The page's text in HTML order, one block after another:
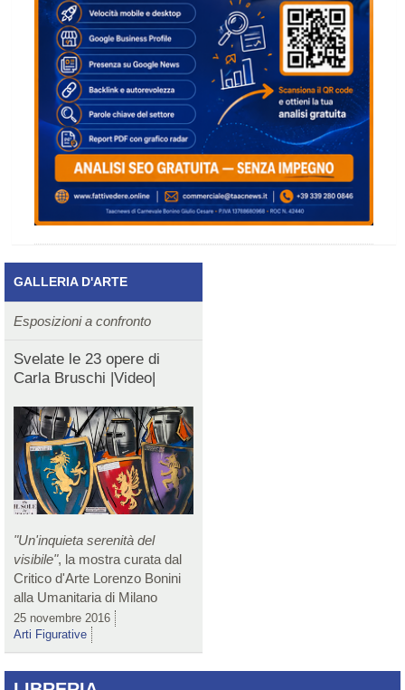
GALLERIA D'ARTE
Esposizioni a confronto
Svelate le 23 opere di
Carla Bruschi |Video|
"Un'inquieta serenità del
visibile", la mostra curata dal
Critico d'Arte Lorenzo Bonini
alla Umanitaria di Milano
25 novembre 2016
Arti Figurative